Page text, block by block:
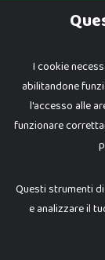
Cookie Policy
Dadi e Mattoncini è
I cookie
abilitandone
l'accesso alle
funzionare
Questi strumenti
e analizzare il